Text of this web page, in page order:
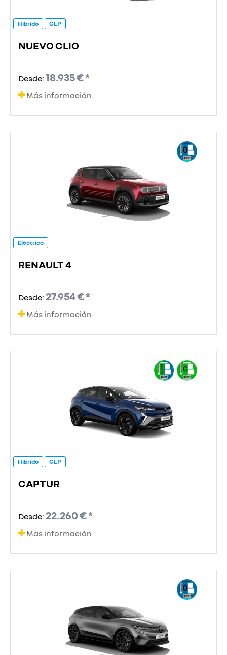
Híbrido GLP
NUEVO CLIO
Desde: 18.935 € *
Más información
Eléctrico
RENAULT 4
Desde: 27.954 € *
Más información
Híbrido GLP
CAPTUR
Desde: 22.260 € *
Más información